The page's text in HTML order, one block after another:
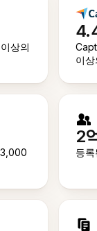
상의
이
2
등